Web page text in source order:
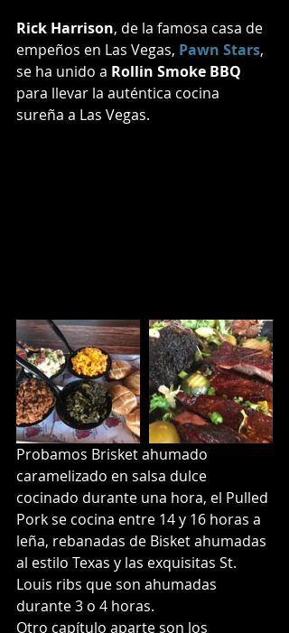
Rick Harrison, de la famosa casa de
empeños en Las Vegas, Pawn Stars,
se ha unido a Rollin Smoke BBQ
para llevar la auténtica cocina
sureña a Las Vegas.
Probamos Brisket ahumado
caramelizado en salsa dulce
cocinado durante una hora, el Pulled
Pork se cocina entre 14 y 16 horas a
leña, rebanadas de Bisket ahumadas
al estilo Texas y las exquisitas St.
Louis ribs que son ahumadas
durante 3 o 4 horas.
Otro capítulo aparte son los